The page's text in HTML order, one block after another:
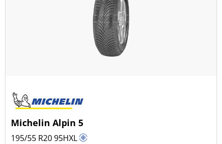
Michelin Alpin 5
195/55 R2095HXL